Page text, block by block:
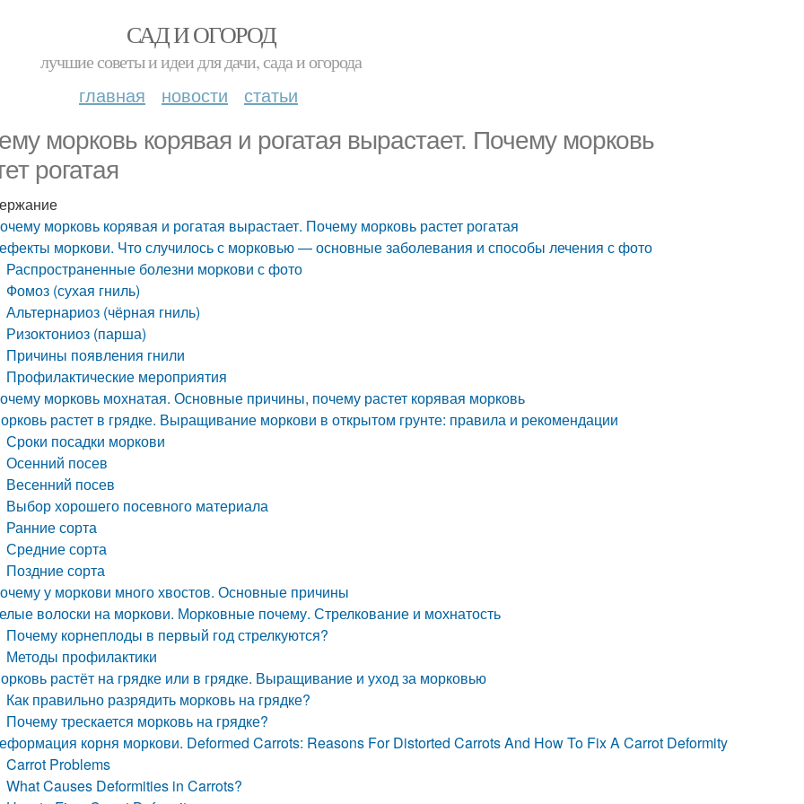
САД И ОГОРОД
лучшие советы и идеи для дачи, сада и огорода
главная новости статьи
морковь корявая и рогатая вырастает. Почему морковь
рогатая
морковь корявая и рогатая вырастает. Почему морковь растет рогатая
моркови. Что случилось с морковью — основные заболевания и способы лечения с фото
Распространенные болезни моркови с фото
Фомоз (сухая гниль)
Альтернариоз (чёрная гниль)
Ризоктониоз (парша)
Причины появления гнили
Профилактические мероприятия
морковь мохнатая. Основные причины, почему растет корявая морковь
растет в грядке. Выращивание моркови в открытом грунте: правила и рекомендации
Сроки посадки моркови
Осенний посев
Весенний посев
Выбор хорошего посевного материала
Ранние сорта
Средние сорта
Поздние сорта
у моркови много хвостов. Основные причины
волоски на моркови. Морковные почему. Стрелкование и мохнатость
Почему корнеплоды в первый год стрелкуются?
Методы профилактики
растёт на грядке или в грядке. Выращивание и уход за морковью
Как правильно разрядить морковь на грядке?
Почему трескается морковь на грядке?
корня моркови. Deformed Carrots: Reasons For Distorted Carrots And How To Fix A Carrot Deformity
Carrot Problems
What Causes Deformities in Carrots?